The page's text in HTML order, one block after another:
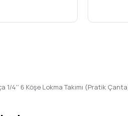
1/4'' 6 Köşe Lokma Takımı (Pratik